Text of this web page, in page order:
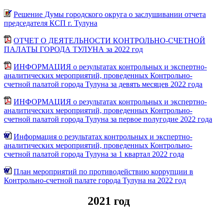
Решение Думы городского округа о заслушивании отчета
председателя КСП г. Тулуна
ОТЧЕТ О ДЕЯТЕЛЬНОСТИ КОНТРОЛЬНО-СЧЕТНОЙ
ПАЛАТЫ ГОРОДА ТУЛУНА за 2022 год
ИНФОРМАЦИЯ о результатах контрольных и экспертно-
аналитических мероприятий, проведенных Контрольно-
счетной палатой города Тулуна за девять месяцев 2022 года
ИНФОРМАЦИЯ о результатах контрольных и экспертно-
аналитических мероприятий, проведенных Контрольно-
счетной палатой города Тулуна за первое полугодие 2022 года
Информация о результатах контрольных и экспертно-
аналитических мероприятий, проведенных Контрольно-
счетной палатой города Тулуна за 1 квартал 2022 года
План мероприятий по противодействию коррупции в
Контрольно-счетной палате города Тулуна на 2022 год
2021 год